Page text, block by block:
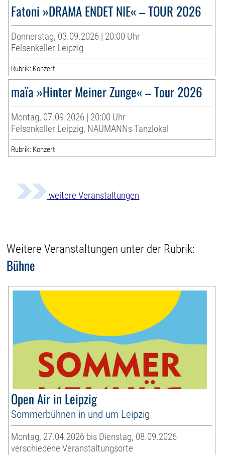
Fatoni »DRAMA ENDET NIE« – TOUR 2026
Donnerstag, 03.09.2026 | 20:00 Uhr
Felsenkeller Leipzig
Rubrik: Konzert
maïa »Hinter Meiner Zunge« – Tour 2026
Montag, 07.09.2026 | 20:00 Uhr
Felsenkeller Leipzig, NAUMANNs Tanzlokal
Rubrik: Konzert
weitere Veranstaltungen
Weitere Veranstaltungen unter der Rubrik:
Bühne
Open Air in Leipzig
Sommerbühnen in und um Leipzig
Montag, 27.04.2026 bis Dienstag, 08.09.2026
verschiedene Veranstaltungsorte